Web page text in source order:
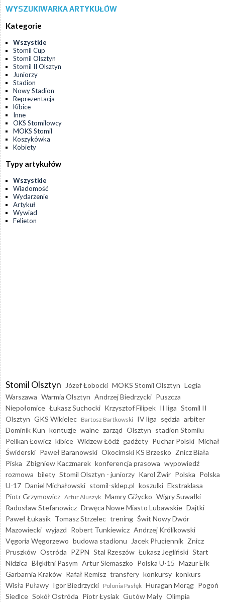
WYSZUKIWARKA ARTYKUŁÓW
Kategorie
Wszystkie
Stomil Cup
Stomil Olsztyn
Stomil II Olsztyn
Juniorzy
Stadion
Nowy Stadion
Reprezentacja
Kibice
Inne
OKS Stomilowcy
MOKS Stomil
Koszykówka
Kobiety
Typy artykułów
Wszystkie
Wiadomość
Wydarzenie
Artykuł
Wywiad
Felieton
Stomil Olsztyn Józef Łobocki MOKS Stomil Olsztyn Legia
Warszawa Warmia Olsztyn Andrzej Biedrzycki Puszcza
Niepołomice Łukasz Suchocki Krzysztof Filipek II liga Stomil II
Olsztyn GKS Wikielec Bartosz Bartkowski IV liga sędzia arbiter
Dominik Kun kontuzje walne zarząd Olsztyn stadion Stomilu
Pelikan Łowicz kibice Widzew Łódź gadżety Puchar Polski Michał
Świderski Paweł Baranowski Okocimski KS Brzesko Znicz Biała
Piska Zbigniew Kaczmarek konferencja prasowa wypowiedź
rozmowa bilety Stomil Olsztyn - juniorzy Karol Żwir Polska Polska
U-17 Daniel Michałowski stomil-sklep.pl koszulki Ekstraklasa
Piotr Grzymowicz Artur Aluszyk Mamry Giżycko Wigry Suwałki
Radosław Stefanowicz Drwęca Nowe Miasto Lubawskie Dajtki
Paweł Łukasik Tomasz Strzelec trening Świt Nowy Dwór
Mazowiecki wyjazd Robert Tunkiewicz Andrzej Królikowski
Vęgoria Węgorzewo budowa stadionu Jacek Płuciennik Znicz
Pruszków Ostróda PZPN Stal Rzeszów Łukasz Jegliński Start
Nidzica Błękitni Pasym Artur Siemaszko Polska U-15 Mazur Ełk
Garbarnia Kraków Rafał Remisz transfery konkursy konkurs
Wisła Puławy Igor Biedrzycki Polonia Pasłęk Huragan Morąg Pogoń
Siedlce Sokół Ostróda Piotr Łysiak Gutów Mały Olimpia